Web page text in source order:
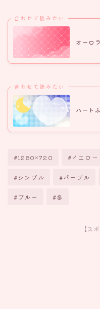
合わせて読みたい
オーロ
合わせて読みたい
ハート
#1280×720 #イエロー
#シンプル #パープル
#ブルー #冬
【ス